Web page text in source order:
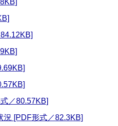
／80.57KB]
況 [PDF形式／82.3KB]